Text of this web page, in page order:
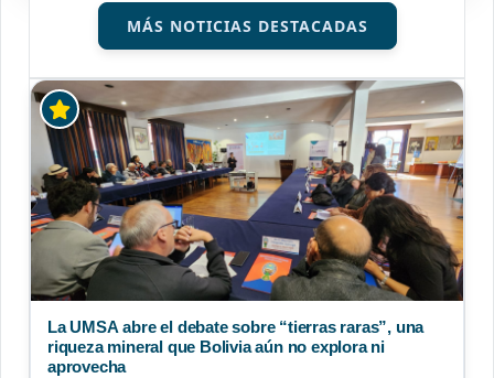
MÁS NOTICIAS DESTACADAS
La UMSA abre el debate sobre “tierras raras”, una
riqueza mineral que Bolivia aún no explora ni
aprovecha